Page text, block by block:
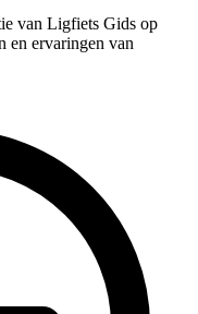
van Ligfiets Gids op
en ervaringen van